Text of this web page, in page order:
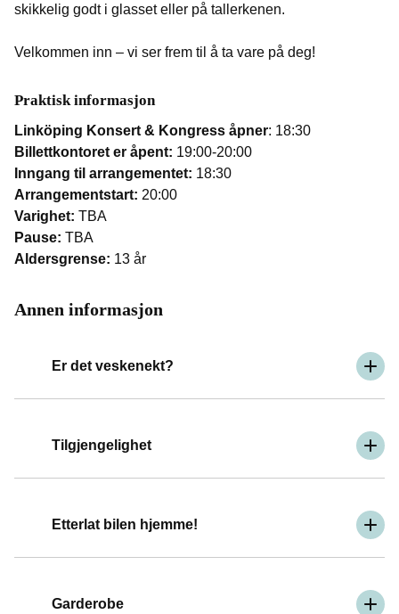
skikkelig godt i glasset eller på tallerkenen.
Velkommen inn – vi ser frem til å ta vare på deg!
Praktisk informasjon
Linköping Konsert & Kongress åpner: 18:30
Billettkontoret er åpent: 19:00-20:00
Inngang til arrangementet: 18:30
Arrangementstart: 20:00
Varighet: TBA
Pause: TBA
Aldersgrense: 13 år
Annen informasjon
Er det veskenekt?
Tilgjengelighet
Etterlat bilen hjemme!
Garderobe